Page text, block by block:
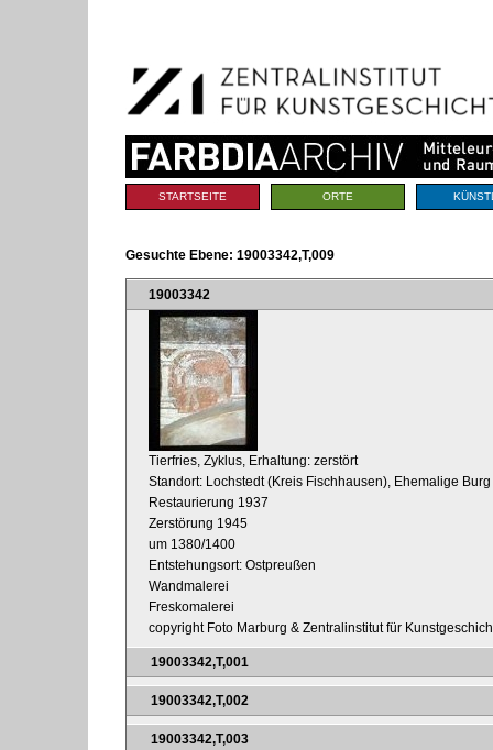
Navigation
Sektionen
STARTSEITE ORTE
Gesuchte Ebene: 19003342,T,009
19003342
Tierfries, Zyklus, Erhaltung: zerstört
Standort: Lochstedt (Kreis Fischhausen), Ehemalige
Restaurierung 1937
Zerstörung 1945
um 1380/1400
Entstehungsort: Ostpreußen
Wandmalerei
Freskomalerei
copyright Foto Marburg & Zentralinstitut für
19003342,T,001
19003342,T,002
19003342,T,003